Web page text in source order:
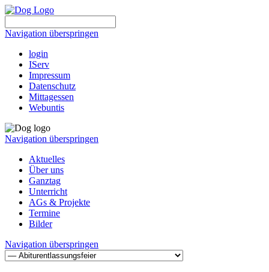
Navigation überspringen
login
IServ
Impressum
Datenschutz
Mittagessen
Webuntis
Navigation überspringen
Aktuelles
Über uns
Ganztag
Unterricht
AGs & Projekte
Termine
Bilder
Navigation überspringen